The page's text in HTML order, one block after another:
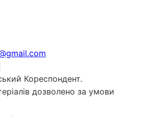
Кореспондент.
дозволено за умови